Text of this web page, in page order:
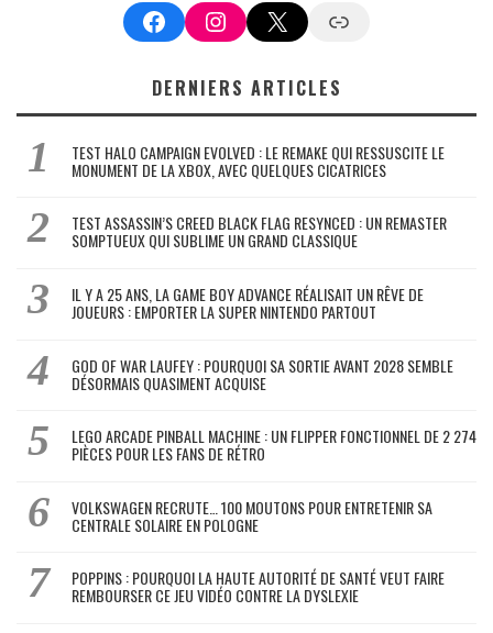
FacebookInstagram
X Google News
DERNIERS ARTICLES
TEST HALO CAMPAIGN EVOLVED : LE REMAKE QUI RESSUSCITE LE
MONUMENT DE LA XBOX, AVEC QUELQUES CICATRICES
TEST ASSASSIN’S CREED BLACK FLAG RESYNCED : UN REMASTER
SOMPTUEUX QUI SUBLIME UN GRAND CLASSIQUE
IL Y A 25 ANS, LA GAME BOY ADVANCE RÉALISAIT UN RÊVE DE
JOUEURS : EMPORTER LA SUPER NINTENDO PARTOUT
GOD OF WAR LAUFEY : POURQUOI SA SORTIE AVANT 2028 SEMBLE
DÉSORMAIS QUASIMENT ACQUISE
LEGO ARCADE PINBALL MACHINE : UN FLIPPER FONCTIONNEL DE 2 274
PIÈCES POUR LES FANS DE RÉTRO
VOLKSWAGEN RECRUTE… 100 MOUTONS POUR ENTRETENIR SA
CENTRALE SOLAIRE EN POLOGNE
POPPINS : POURQUOI LA HAUTE AUTORITÉ DE SANTÉ VEUT FAIRE
REMBOURSER CE JEU VIDÉO CONTRE LA DYSLEXIE